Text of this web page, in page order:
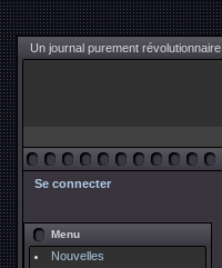
Un journal purement révolutionnaire
Se connecter
Menu
Nouvelles